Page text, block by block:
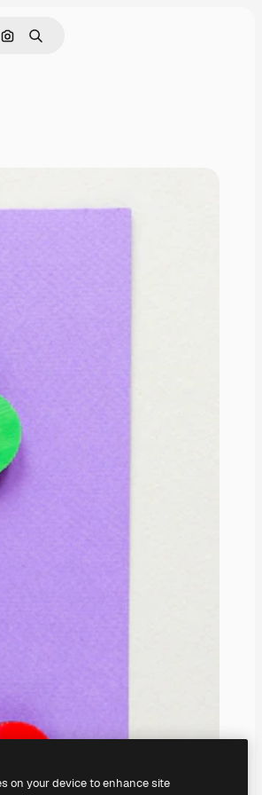
Cerca per immagine
Ricerca
on your device to enhance site